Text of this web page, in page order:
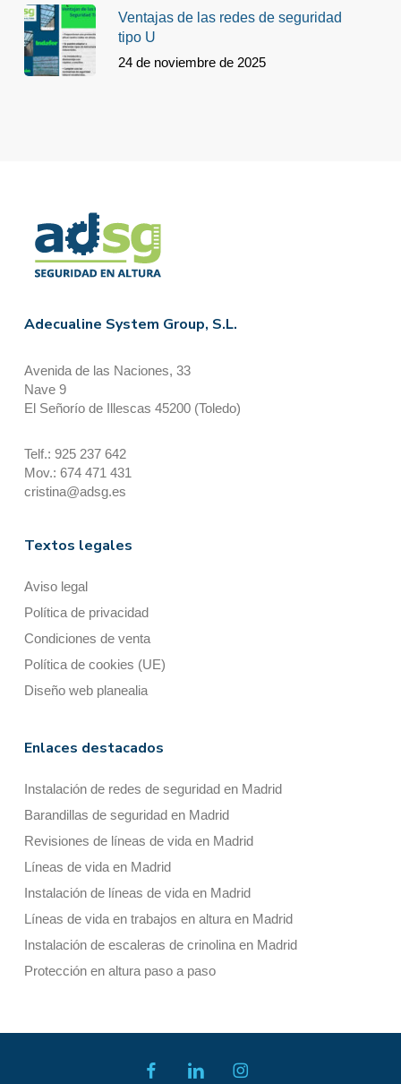
Ventajas de las redes de seguridad
tipo U
24 de noviembre de 2025
Adecualine System Group, S.L.
Avenida de las Naciones, 33
Nave 9
El Señorío de Illescas 45200 (Toledo)
Telf.: 925 237 642
Mov.: 674 471 431
cristina@adsg.es
Textos legales
Aviso legal
Política de privacidad
Condiciones de venta
Política de cookies (UE)
Diseño web planealia
Enlaces destacados
Instalación de redes de seguridad en Madrid
Barandillas de seguridad en Madrid
Revisiones de líneas de vida en Madrid
Líneas de vida en Madrid
Instalación de líneas de vida en Madrid
Líneas de vida en trabajos en altura en Madrid
Instalación de escaleras de crinolina en Madrid
Protección en altura paso a paso
facebooklinkedin instagram